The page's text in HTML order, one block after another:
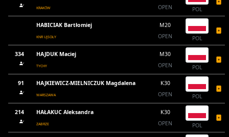
KRAKÓW
OPEN
POL
HABICIAK Bartłomiej
KNR UJSOŁY
M20
OPEN
POL
334 HAJDUK Maciej
TYCHY
M30
OPEN
POL
91 HAJKIEWICZ-MIELNICZUK Magdalena
WARSZAWA
K30
OPEN
POL
214 HAŁAKUC Aleksandra
ZABRZE
K30
OPEN
POL